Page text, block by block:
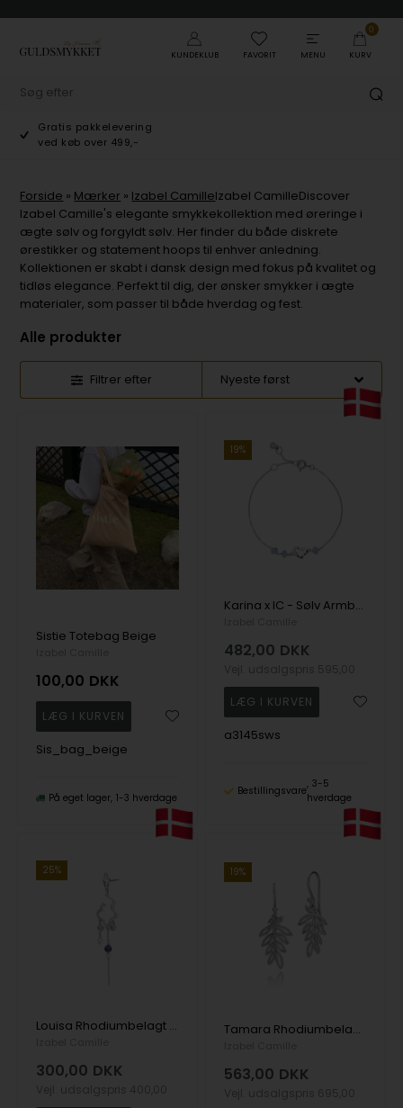
KUNDEKLUB FAVORIT MENU
0
KURV
Gratis pakkelevering
ved køb over 499,-
Forside » Mærker » Izabel CamilleIzabel CamilleDiscover
Izabel Camille's elegante smykkekollektion med øreringe i
ægte sølv og forgyldt sølv. Her finder du både diskrete
ørestikker og statement hoops til enhver anledning.
Kollektionen er skabt i dansk design med fokus på kvalitet og
tidløs elegance. Perfekt til dig, der ønsker smykker i ægte
materialer, som passer til både hverdag og fest.
Alle produkter
Filtrer efter
Sistie Totebag Beige
100,00 DKK
Sis_bag_beige
På eget lager 1-3 hverdage
19%
Karina x IC - Sølv Armbånd med blå sten
482,00 DKK
a3145sws
Bestillingsvare
3-5
hverdage
25%
Louisa Rhodiumbelagt Sterling Sølv Ørering med Zirkonia, kvarts, krystal og ferskvandsperle.
300,00 DKK
19%
Tamara Rhodiumbelagt Sterling Sølv øreringe
563,00 DKK